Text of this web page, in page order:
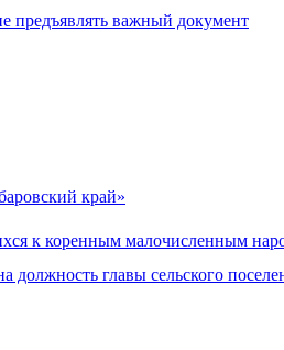
предъявлять важный документ
край»
к коренным малочисленным
главы сельского